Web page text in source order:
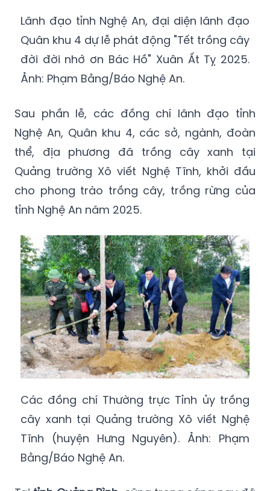
Lãnh đạo tỉnh Nghệ An, đại diện lãnh đạo
Quân khu 4 dự lễ phát động "Tết trồng cây
đời đời nhớ ơn Bác Hồ" Xuân Ất Tỵ 2025.
Ảnh: Phạm Bằng/Báo Nghệ An.
Sau phần lễ, các đồng chí lãnh đạo tỉnh
Nghệ An, Quân khu 4, các sở, ngành, đoàn
thể, địa phương đã trồng cây xanh tại
Quảng trường Xô viết Nghệ Tĩnh, khởi đầu
cho phong trào trồng cây, trồng rừng của
tỉnh Nghệ An năm 2025.
Các đồng chí Thường trực Tỉnh ủy trồng
cây xanh tại Quảng trường Xô viết Nghệ
Tĩnh (huyện Hưng Nguyên). Ảnh: Phạm
Bằng/Báo Nghệ An.